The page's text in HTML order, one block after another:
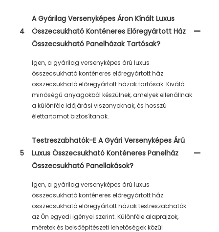
4
A Gyárilag Versenyképes Áron Kínált Luxus
Összecsukható Konténeres Előregyártott Ház
Összecsukható Panelházak Tartósak?
Igen, a gyárilag versenyképes árú luxus
összecsukható konténeres előregyártott ház
összecsukható előregyártott házak tartósak. Kiváló
minőségű anyagokból készülnek, amelyek ellenállnak
a különféle időjárási viszonyoknak, és hosszú
élettartamot biztosítanak.
5
Testreszabhatók-E A Gyári Versenyképes Árú
Luxus Összecsukható Konténeres Panelház
Összecsukható Panellakások?
Igen, a gyárilag versenyképes árú luxus
összecsukható konténeres előregyártott ház
összecsukható előregyártott házak testreszabhatók
az Ön egyedi igényei szerint. Különféle alaprajzok,
méretek és belsőépítészeti lehetőségek közül